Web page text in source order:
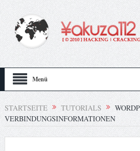
Menü
STARTSEITE TUTORIALS
VERBINDUNGSINFORMATIONEN